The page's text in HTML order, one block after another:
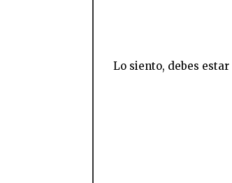
Lo siento, debes estar